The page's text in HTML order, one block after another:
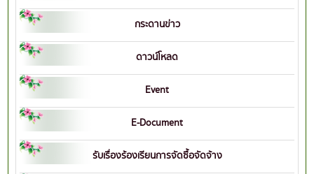
กระดานข่าว
ดาวน์โหลด
Event
E-Document
รับเรื่องร้องเรียนการจัดซื้อจัดจ้าง